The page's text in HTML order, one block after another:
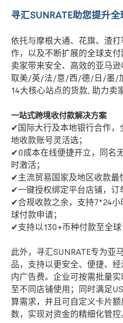
寻汇SUNRATE助您提升
依托与摩根大通、花旗、渣
作，以及不断扩展的全球支
卖家带来安全、高效的亚马
取美/英/法/意/西/德/ 日 /墨/
14大核心站点的货款,助力卖
一站式跨境收付款解决方案
✔国际大行及本地银行合作，
地收款账号灵活选；
✔0成本在线便捷开立，同名
时激活；
✔主流贸易国家及地区收款最
✔一键授权绑定平台店铺，订
✔合规收款之余，支持7*24小
球付款申请；
✔支持以130+币种付款至全球
此外，寻汇SUNRATE专为亚
品，支持以更安全、便捷、
内广告费。企业可按需批量
至不同店铺使用；同时满足
算需求，并且可自定义卡片
数，实现对资金的精细化管控